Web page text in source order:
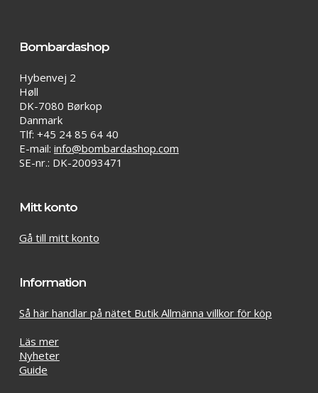
Bombardashop
Hybenvej 2
Høll
DK-7080 Børkop
Danmark
Tlf: +45 24 85 64 40
E-mail: info@bombardashop.com
SE-nr.: DK-20093471
Mitt konto
Gå till mitt konto
Information
Så här handlar på nätet Butik Allmänna villkor för köp
Läs mer
Nyheter
Guide